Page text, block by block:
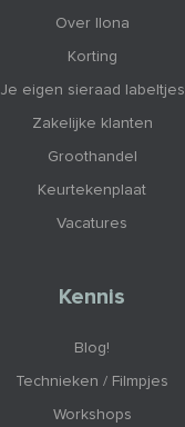
Over Ilona
Korting
Je eigen sieraad labeltjes
Zakelijke klanten
Groothandel
Keurtekenplaat
Vacatures
Kennis
Blog!
Technieken / Filmpjes
Workshops